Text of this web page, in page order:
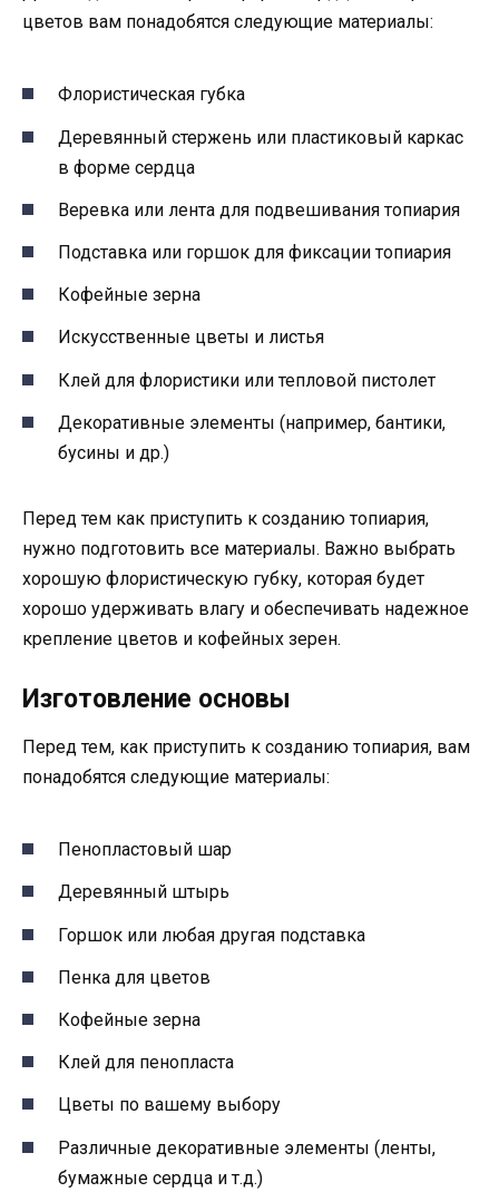
цветов вам понадобятся следующие материалы:
Флористическая губка
Деревянный стержень или пластиковый каркас
в форме сердца
Веревка или лента для подвешивания топиария
Подставка или горшок для фиксации топиария
Кофейные зерна
Искусственные цветы и листья
Клей для флористики или тепловой пистолет
Декоративные элементы (например, бантики,
бусины и др.)
Перед тем как приступить к созданию топиария,
нужно подготовить все материалы. Важно выбрать
хорошую флористическую губку, которая будет
хорошо удерживать влагу и обеспечивать надежное
крепление цветов и кофейных зерен.
Изготовление основы
Перед тем, как приступить к созданию топиария, вам
понадобятся следующие материалы:
Пенопластовый шар
Деревянный штырь
Горшок или любая другая подставка
Пенка для цветов
Кофейные зерна
Клей для пенопласта
Цветы по вашему выбору
Различные декоративные элементы (ленты,
бумажные сердца и т.д.)